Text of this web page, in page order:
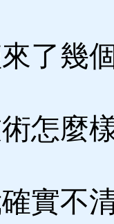
了幾
怎麼
實不